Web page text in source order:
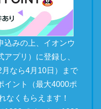
込みの上、イオンウ
プリ）に登録し、
なら4月10日）まで
イント（最大4000ポ
なくもらえます！